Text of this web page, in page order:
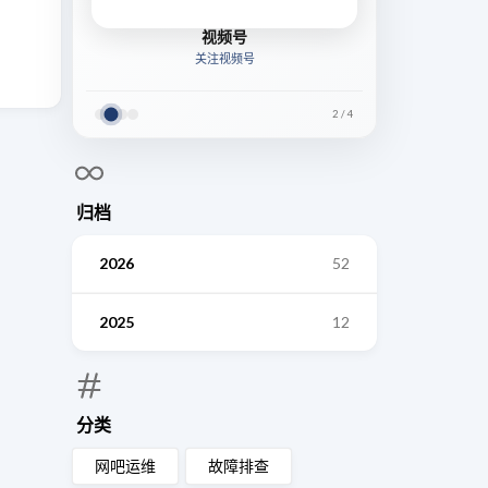
视频号
关注视频号
2 /4
归档
2026 52
2025 12
分类
网吧运维 故障排查